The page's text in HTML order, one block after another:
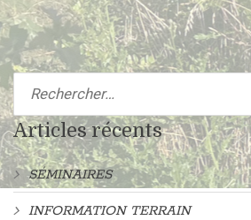
Articles récents
SÉMINAIRES
INFORMATION TERRAIN